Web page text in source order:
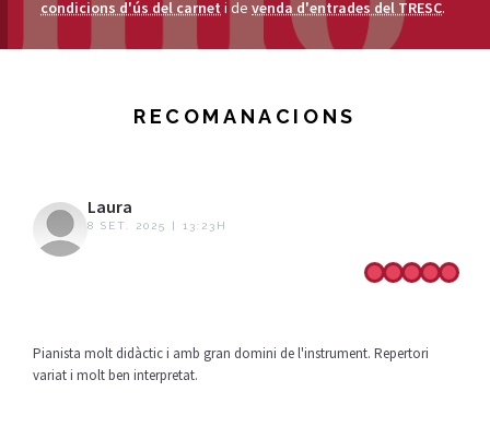
condicions d'ús del carnet i de venda d'entrades del TRESC.
RECOMANACIONS
Laura
8 SET. 2025 | 13:23H
Pianista molt didàctic i amb gran domini de l'instrument. Repertori
variat i molt ben interpretat.